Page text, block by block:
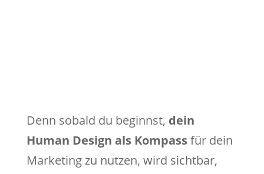
Denn sobald du beginnst, dein
Human Design als Kompassfür dein
Marketing zu nutzen, wird sichtbar,